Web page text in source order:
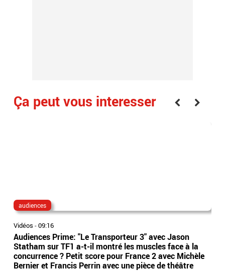
Ça peut vous interesser
audiences
Vidéos -09:16
Audiences Prime: "Le Transporteur 3" avec Jason
Statham sur TF1 a-t-il montré les muscles face à la
concurrence ? Petit score pour France 2 avec Michèle
Bernier et Francis Perrin avec une pièce de théâtre